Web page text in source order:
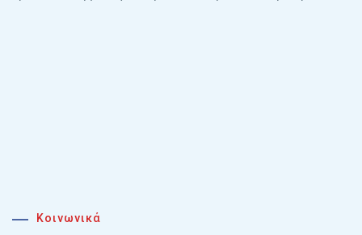
Κοινωνικά